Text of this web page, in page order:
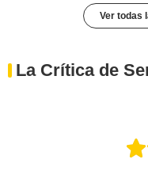
Ver todas
La Crítica de